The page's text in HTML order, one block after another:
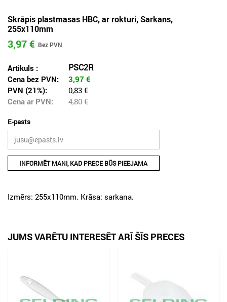
Skrāpis plastmasas HBC, ar rokturi, Sarkans,
255x110mm
3,97 €
Artikuls : PSC2R
Cena bez PVN: 3,97 €
PVN (21%):
0,83 €
Cena ar PVN:
4,80 €
E-pasts
INFORMĒT MANI, KAD PRECE BŪS PIEEJAMA
Izmērs: 255x110mm. Krāsa: sarkana.
JUMS VARĒTU INTERESĒT ARĪ ŠĪS PRECES